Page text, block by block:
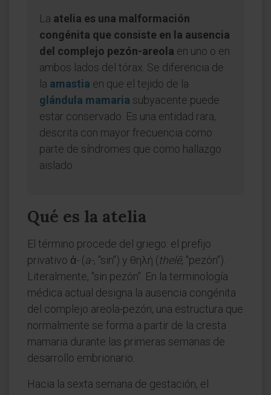
La atelia es una malformación
congénita que consiste en la ausencia
del complejo pezón-areola en uno o en
ambos lados del tórax. Se diferencia de
la amastia en que el tejido de la
glándula mamaria subyacente puede
estar conservado. Es una entidad rara,
descrita con mayor frecuencia como
parte de síndromes que como hallazgo
aislado.
Qué es la atelia
El término procede del griego: el prefijo
privativo ἀ- (a-, "sin") y θηλή (thelē, "pezón").
Literalmente, "sin pezón". En la terminología
médica actual designa la ausencia congénita
del complejo areola-pezón, una estructura que
normalmente se forma a partir de la cresta
mamaria durante las primeras semanas de
desarrollo embrionario.
Hacia la sexta semana de gestación, el